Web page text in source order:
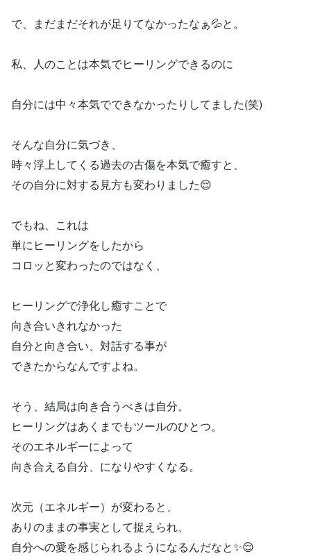
で、まだまだそれが足りてなかったなぁ💦と。
私、人のことは本気でヒーリングできるのに
自分には中々本気でできなかったりしてました(笑)
そんな自分に気づき、
時々浮上してくる過去の古傷を本気で癒すと、
その自分に対する見方も変わりました😌
でもね、これは
単にヒーリングをしたから
コロッと変わったのではなく、
ヒーリングで浄化し癒すことで
向き合いきれなかった
自分と向き合い、対話する事が
できたからなんですよね。
そう、結局は向き合うべきは自分。
ヒーリングはあくまでもツールのひとつ。
そのエネルギーによって
向き合える自分、になりやすくなる。
次元（エネルギー）が変わると、
ありのままの事実として捉えられ、
自分への愛を感じられるようになるんだなと✨😌